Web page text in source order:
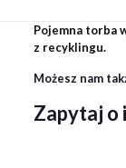
Pojemna torba
z recyklingu.
Możesz nam
Zapytaj o